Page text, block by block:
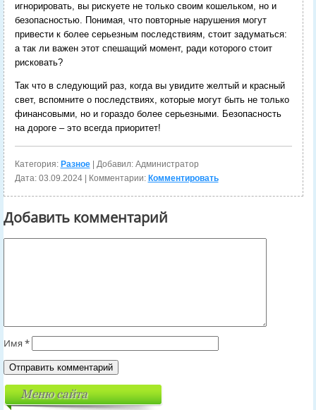
игнорировать, вы рискуете не только своим кошельком, но и
безопасностью. Понимая, что повторные нарушения могут
привести к более серьезным последствиям, стоит задуматься:
а так ли важен этот спешащий момент, ради которого стоит
рисковать?
Так что в следующий раз, когда вы увидите желтый и красный
свет, вспомните о последствиях, которые могут быть не только
финансовыми, но и гораздо более серьезными. Безопасность
на дороге – это всегда приоритет!
Категория: Разное| Добавил: Администратор
Дата: 03.09.2024| Комментарии: Комментировать
Добавить комментарий
Имя *
Меню сайта